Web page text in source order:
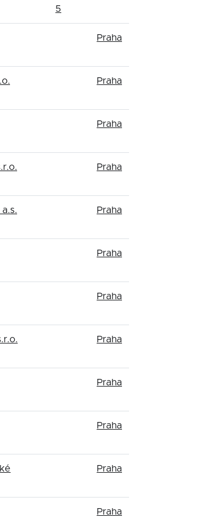
5
Praha
Praha
Praha
Praha
Praha
Praha
Praha
Praha
Praha
Praha
Praha
Praha